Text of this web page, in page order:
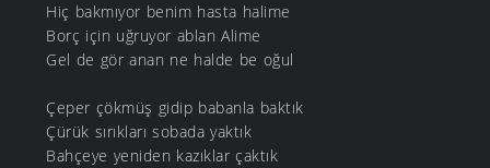
Hiç bakmıyor benim hasta halime
Borç için uğruyor ablan Alime
Gel de gör anan ne halde be oğul
Çeper çökmüş gidip babanla baktık
Çürük sırıkları sobada yaktık
Bahçeye yeniden kazıklar çaktık